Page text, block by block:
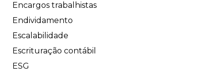
Encargos trabalhistas
Endividamento
Escalabilidade
Escrituração contábil
ESG